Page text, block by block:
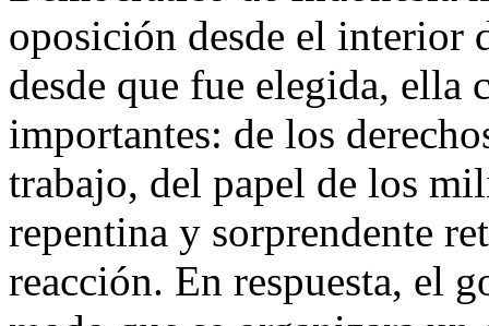
oposición desde el interior
desde que fue elegida, ella
importantes: de los
trabajo, del papel de los
repentina y sorprendente
reacción. En respuesta, el